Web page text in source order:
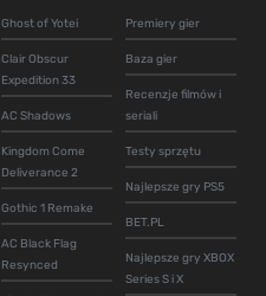
Ghost of Yotei
Clair Obscur
Expedition 33
AC Shadows
Kingdom Come
Deliverance 2
Gothic 1 Remake
AC Black Flag
Resynced
Premiery gier
Baza gier
Recenzje filmów i
seriali
Testy sprzętu
Najlepsze gry PS5
BET.PL
Najlepsze gry XBOX
Series S i X